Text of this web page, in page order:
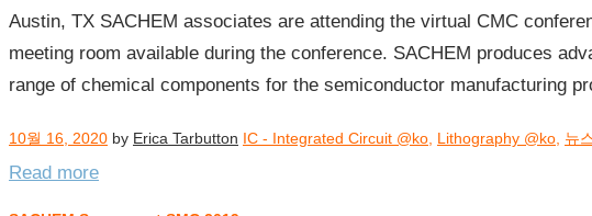
고
리:]
IC
Integrated
Circuit
Austin, TX SACHEM associates are attending the virtual CMC
meeting room available during the conference. SACHEM produces
range of chemical components for the semiconductor manufacturing
10월 16, 2020 by Erica Tarbutton IC - Integrated Circuit @ko, Lithography @ko, 뉴
Read more